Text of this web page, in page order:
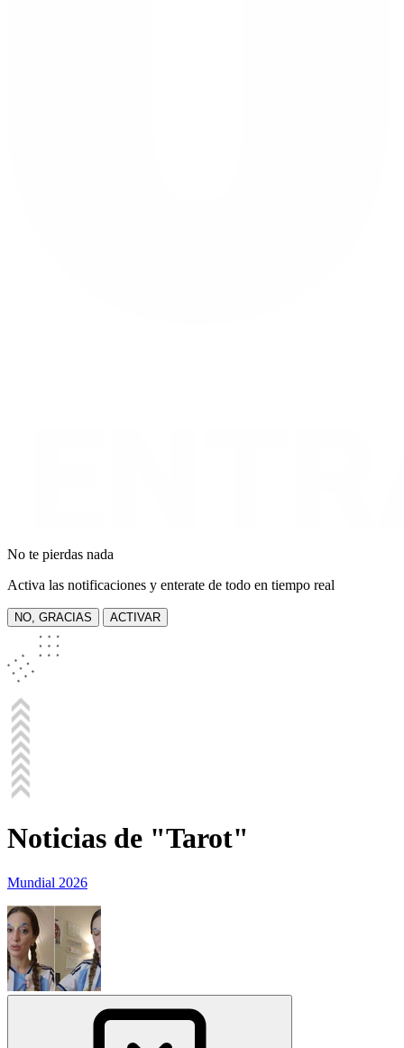
No te pierdas nada
Activa las notificaciones y enterate de todo en tiempo real
NO, GRACIAS ACTIVAR
Noticias de "Tarot"
Mundial 2026